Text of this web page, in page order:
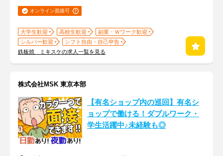
オンライン面接可
大学生歓迎 高校生歓迎
副業・Ｗワーク歓迎
シルバー歓迎
シフト自由・自己申告
鉄板焼 ミキスケの求人一覧を見る
株式会社MSK 東京本部
【有名ショップ内の巡回】有名シ
ョップで働ける！ダブルワーク・
学生活躍中♪未経験も◎